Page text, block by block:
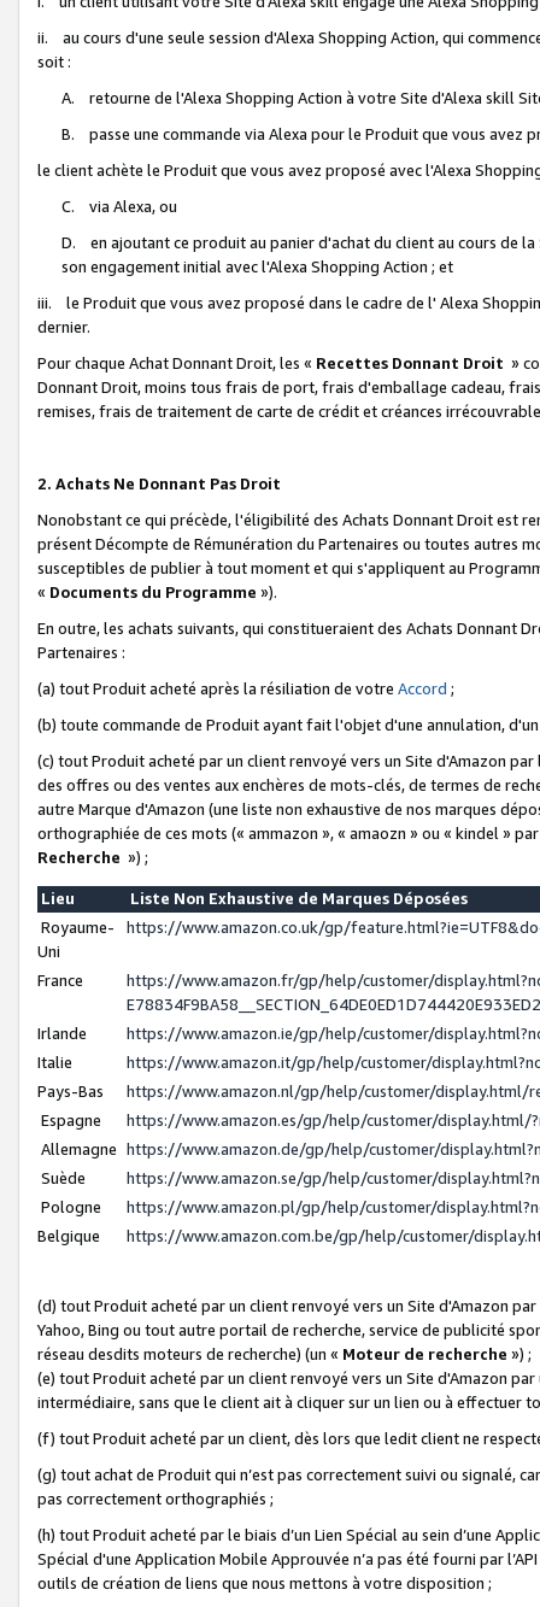
ii. au cours d'une seule session d'Alexa Shopping Action, qui
soit :
A. retourne de l'Alexa Shopping Action à votre Site d'Alexa skill
B. passe une commande via Alexa pour le Produit que vous avez
le client achète le Produit que vous avez proposé avec l'Alexa
C. via Alexa, ou
D. en ajoutant ce produit au panier d'achat du client au cours de
son engagement initial avec l'Alexa Shopping Action ; et
iii. le Produit que vous avez proposé dans le cadre de l' Alexa
dernier.
Pour chaque Achat Donnant Droit, les « Recettes Donnant Droit »
Donnant Droit, moins tous frais de port, frais d'emballage cadeau,
remises, frais de traitement de carte de crédit et créances
2. Achats Ne Donnant Pas Droit
Nonobstant ce qui précède, l'éligibilité des Achats Donnant Droit est
présent Décompte de Rémunération du Partenaires ou toutes autres
susceptibles de publier à tout moment et qui s'appliquent au
« Documents du Programme »).
En outre, les achats suivants, qui constitueraient des Achats Donnant
Partenaires :
(a) tout Produit acheté après la résiliation de votre Accord ;
(b) toute commande de Produit ayant fait l'objet d'une annulation,
(c) tout Produit acheté par un client renvoyé vers un Site d'Amazon
des offres ou des ventes aux enchères de mots-clés, de termes de
autre Marque d'Amazon (une liste non exhaustive de nos marques
orthographiée de ces mots (« ammazon », « amaozn » ou « kindel »
Recherche ») ;
Lieu
Liste Non Exhaustive de Marques Déposées
Royaume-
Uni
https://www.amazon.co.uk/gp/
France
https://www.amazon.fr/gp/help/customer/
Irlande
https://www.amazon.ie/gp/help/customer/
Italie
https://www.amazon.it/gp/help/customer/
Pays-Bas
https://www.amazon.nl/gp/help/customer/display.html/
Espagne
https://www.amazon.es/gp/help/customer/display.html/
Allemagne https://www.amazon.de/gp/help/customer/
Suède
https://www.amazon.se/gp/help/customer/
Pologne
https://www.amazon.pl/gp/help/customer/
Belgique
https://www.amazon.com.be/gp/help/customer/
(d) tout Produit acheté par un client renvoyé vers un Site d'Amazon
Yahoo, Bing ou tout autre portail de recherche, service de publicité
réseau desdits moteurs de recherche) (un « Moteur de recherche ») ;
(e) tout Produit acheté par un client renvoyé vers un Site d'Amazon
intermédiaire, sans que le client ait à cliquer sur un lien ou à
(f) tout Produit acheté par un client, dès lors que ledit client ne
(g) tout achat de Produit qui n’est pas correctement suivi ou signalé,
pas correctement orthographiés ;
(h) tout Produit acheté par le biais d’un Lien Spécial au sein d’une
Spécial d'une Application Mobile Approuvée n’a pas été fourni par
outils de création de liens que nous mettons à votre disposition ;